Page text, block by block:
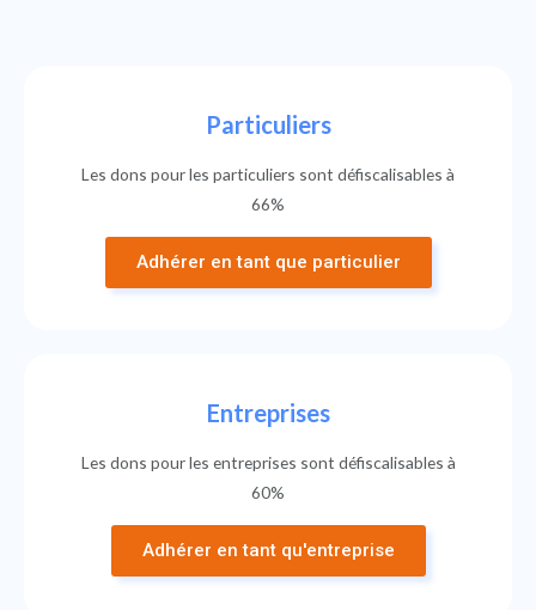
Particuliers
Les dons pour les particuliers sont défiscalisables à
66%
Adhérer en tant que particulier
Entreprises
Les dons pour les entreprises sont défiscalisables à
60%
Adhérer en tant qu'entreprise